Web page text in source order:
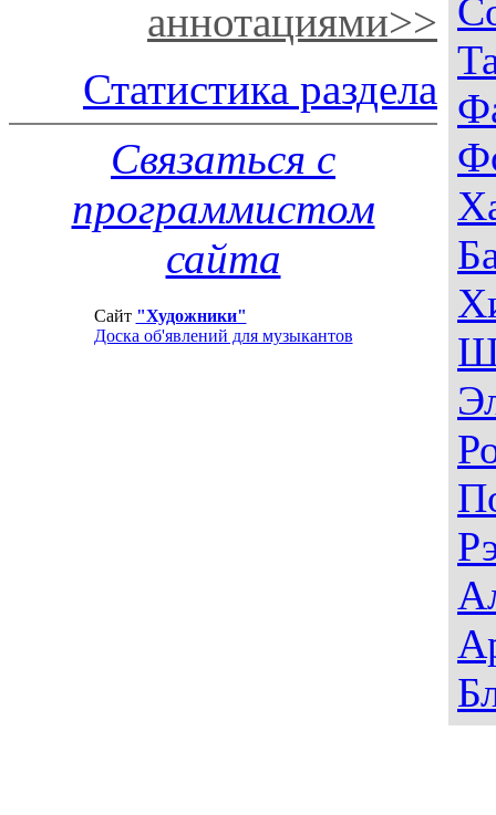
аннотациями>>
Статистика раздела
Связаться с
программистом
сайта
Сайт "Художники"
Доска об'явлений для музыкантов